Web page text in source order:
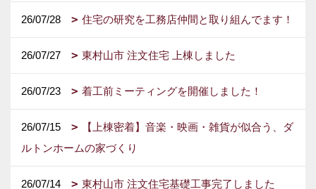
26/07/28 住宅の研究を工務店仲間と取り組んでます！
26/07/27 東村山市 注文住宅 上棟しました
26/07/23 着工前ミーティングを開催しました！
26/07/15
【上棟密着】音楽・映画・雑貨が似合う、ダ
ルトンホームの家づくり
26/07/14 東村山市 注文住宅基礎工事完了しました